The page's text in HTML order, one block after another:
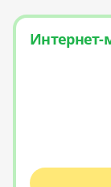
Интернет-